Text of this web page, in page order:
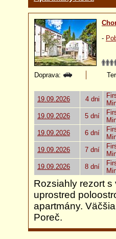
-
Doprava:
19.09.2026 4 dni
19.09.2026
5 dní
19.09.2026
6 dní
19.09.2026
7 dní
19.09.2026
8 dní
Rozsiahly rezort
uprostred
apartmány.
Poreč.